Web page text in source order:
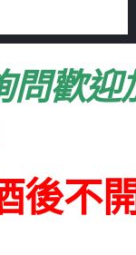
問歡迎
後不